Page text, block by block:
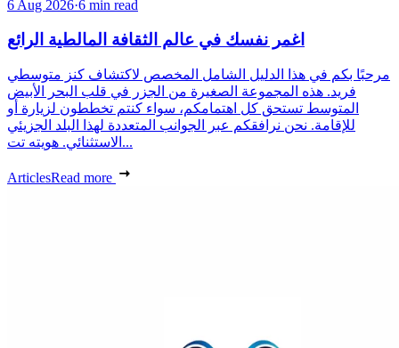
6 Aug 2026·6 min read
اغمر نفسك في عالم الثقافة المالطية الرائع
مرحبًا بكم في هذا الدليل الشامل المخصص لاكتشاف كنز متوسطي
فريد. هذه المجموعة الصغيرة من الجزر في قلب البحر الأبيض
المتوسط تستحق كل اهتمامكم، سواء كنتم تخططون لزيارة أو
للإقامة. نحن نرافقكم عبر الجوانب المتعددة لهذا البلد الجزيئي
الاستثنائي. هويته تت...
ArticlesRead more